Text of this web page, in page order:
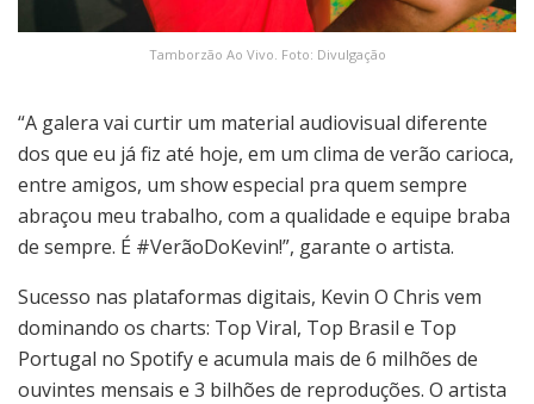
Tamborzão Ao Vivo. Foto: Divulgação
“A galera vai curtir um material audiovisual diferente
dos que eu já fiz até hoje, em um clima de verão carioca,
entre amigos, um show especial pra quem sempre
abraçou meu trabalho, com a qualidade e equipe braba
de sempre. É #VerãoDoKevin!”, garante o artista.
Sucesso nas plataformas digitais, Kevin O Chris vem
dominando os charts: Top Viral, Top Brasil e Top
Portugal no Spotify e acumula mais de 6 milhões de
ouvintes mensais e 3 bilhões de reproduções. O artista